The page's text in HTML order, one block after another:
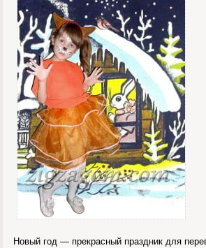
Новый год — прекрасный праздник для